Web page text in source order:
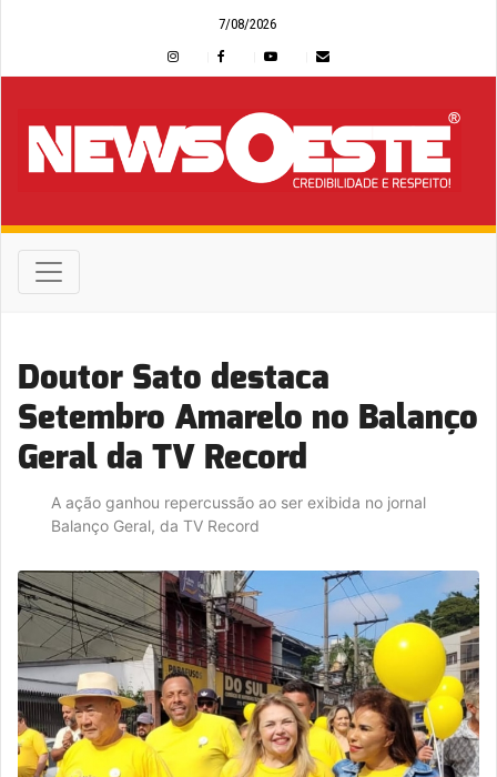
7/08/2026
Doutor Sato destaca
Setembro Amarelo no Balanço
Geral da TV Record
A ação ganhou repercussão ao ser exibida no jornal
Balanço Geral, da TV Record